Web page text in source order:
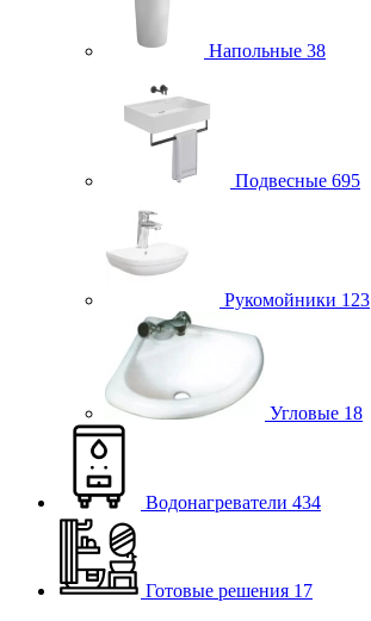
Напольные 38
Подвесные 695
Рукомойники 123
Угловые 18
Водонагреватели 434
Готовые решения 17